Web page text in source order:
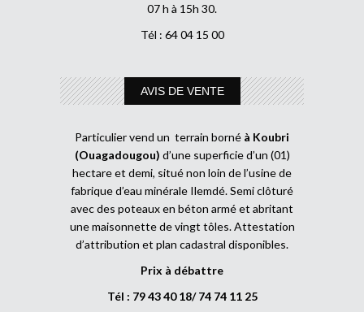
07 h à 15h 30.
Tél : 64 04 15 00
AVIS DE VENTE
Particulier vend un terrain borné à Koubri
(Ouagadougou) d’une superficie d’un (01)
hectare et demi, situé non loin de l’usine de
fabrique d’eau minérale Ilemdé. Semi clôturé
avec des poteaux en béton armé et abritant
une maisonnette de vingt tôles. Attestation
d’attribution et plan cadastral disponibles.
Prix à débattre
Tél : 79 43 40 18/ 74 74 11 25